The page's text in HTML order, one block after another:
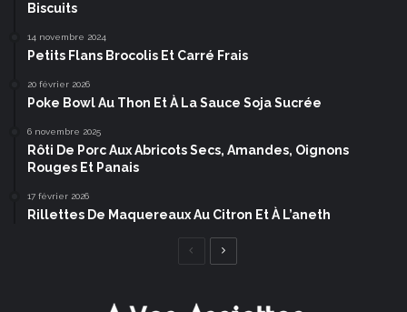
Biscuits
14 novembre 2024
Petits Flans Brocolis Et Carré Frais
20 février 2026
Poke Bowl Au Thon Et À La Sauce Soja Sucrée
6 novembre 2025
Rôti De Porc Aux Abricots Secs, Amandes, Oignons
Rouges Et Panais
17 février 2026
Rillettes De Maquereaux Au Citron Et À L’aneth
Page